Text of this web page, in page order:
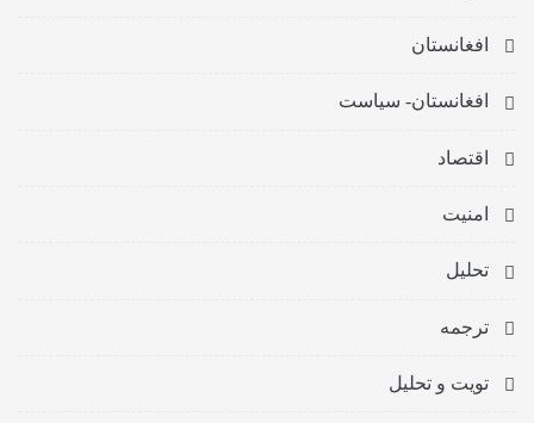
افغانستان
افغانستان- سیاست
اقتصاد
امنیت
تحلیل
ترجمه
تویت و تحلیل